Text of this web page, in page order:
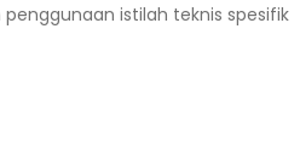
istilah teknis spesifik